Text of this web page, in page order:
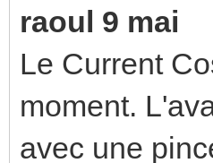
raoul 9 mai
Le Current
moment.
avec une